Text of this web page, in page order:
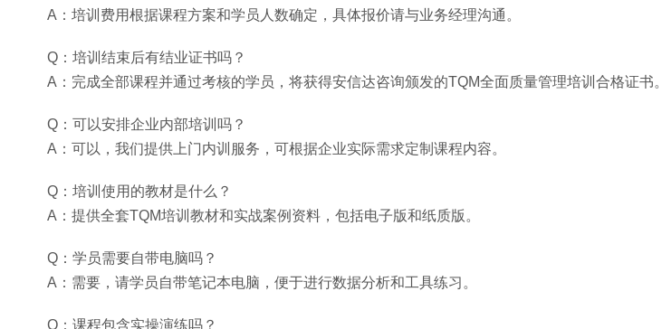
A：培训费用根据课程方案和学员人数确定，具体报价请与业务经理沟通。
Q：培训结束后有结业证书吗？
A：完成全部课程并通过考核的学员，将获得安信达咨询颁发的TQM全面质量管理培训合格证书。
Q：可以安排企业内部培训吗？
A：可以，我们提供上门内训服务，可根据企业实际需求定制课程内容。
Q：培训使用的教材是什么？
A：提供全套TQM培训教材和实战案例资料，包括电子版和纸质版。
Q：学员需要自带电脑吗？
A：需要，请学员自带笔记本电脑，便于进行数据分析和工具练习。
Q：课程包含实操演练吗？